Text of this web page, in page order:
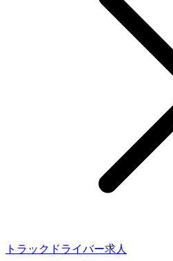
トラックドライバー求人